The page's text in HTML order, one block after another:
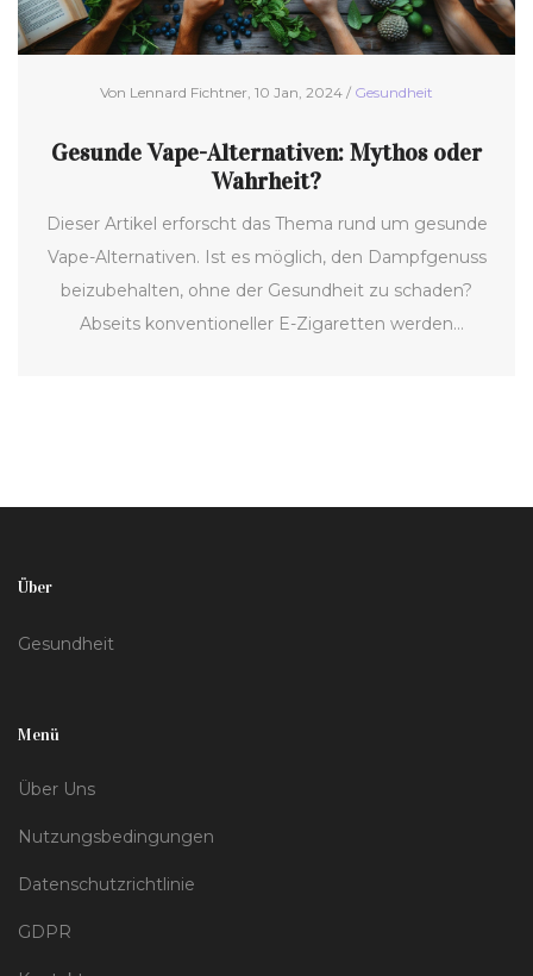
Von Lennard Fichtner, 10 Jan, 2024 / Gesundheit
Gesunde Vape-Alternativen: Mythos oder
Wahrheit?
Dieser Artikel erforscht das Thema rund um gesunde
Vape-Alternativen. Ist es möglich, den Dampfgenuss
beizubehalten, ohne der Gesundheit zu schaden?
Abseits konventioneller E-Zigaretten werden
Über
Gesundheit
Menü
Über Uns
Nutzungsbedingungen
Datenschutzrichtlinie
GDPR